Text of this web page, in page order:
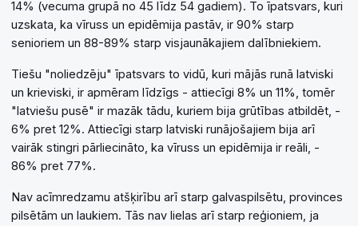
14% (vecuma grupā no 45 līdz 54 gadiem). To īpatsvars, kuri
uzskata, ka vīruss un epidēmija pastāv, ir 90% starp
senioriem un 88-89% starp visjaunākajiem dalībniekiem.
Tiešu "noliedzēju" īpatsvars to vidū, kuri mājās runā latviski
un krieviski, ir apmēram līdzīgs - attiecīgi 8% un 11%, tomēr
"latviešu pusē" ir mazāk tādu, kuriem bija grūtības atbildēt, -
6% pret 12%. Attiecīgi starp latviski runājošajiem bija arī
vairāk stingri pārliecināto, ka vīruss un epidēmija ir reāli, -
86% pret 77%.
Nav acīmredzamu atšķirību arī starp galvaspilsētu, provinces
pilsētām un laukiem. Tās nav lielas arī starp reģioniem, ja